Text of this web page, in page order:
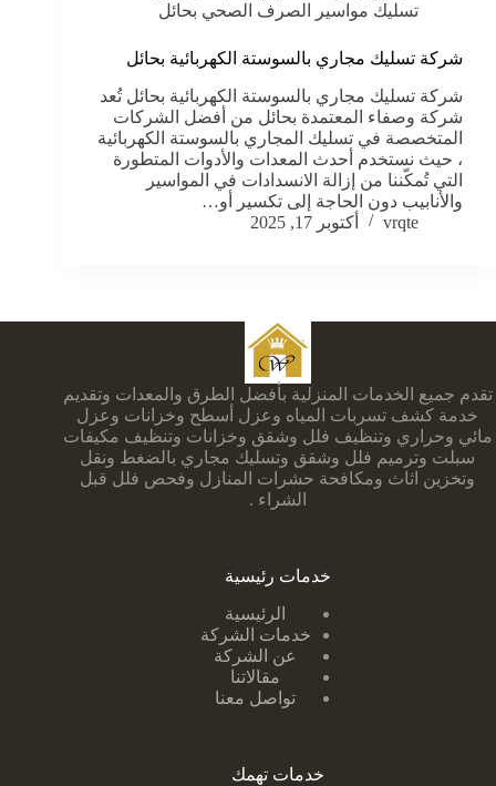
تسليك مواسير الصرف الصحي بحائل
شركة تسليك مجاري بالسوستة الكهربائية بحائل
شركة تسليك مجاري بالسوستة الكهربائية بحائل تُعد
شركة وصفاء المعتمدة بحائل من أفضل الشركات
المتخصصة في تسليك المجاري بالسوستة الكهربائية
، حيث نستخدم أحدث المعدات والأدوات المتطورة
التي تُمكّننا من إزالة الانسدادات في المواسير
والأنابيب دون الحاجة إلى تكسير أو…
vrqte
أكتوبر 17, 2025
تقدم جميع الخدمات المنزلية بأفضل الطرق والمعدات وتقديم
خدمة كشف تسربات المياه وعزل أسطح وخزانات وعزل
مائي وحراري وتنظيف فلل وشقق وخزانات وتنظيف مكيفات
سبلت وترميم فلل وشقق وتسليك مجاري بالضغط ونقل
وتخزين اثاث ومكافحة حشرات المنازل وفحص فلل قبل
الشراء .
خدمات رئيسية
الرئيسية
خدمات الشركة
عن الشركة
مقالاتنا
تواصل معنا
خدمات تهمك